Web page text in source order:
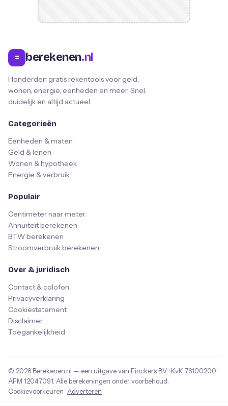
= berekenen.nl
Honderden gratis rekentools voor geld,
wonen, energie, eenheden en meer. Snel,
duidelijk en altijd actueel.
Categorieën
Eenheden & maten
Geld & lenen
Wonen & hypotheek
Energie & verbruik
Populair
Centimeter naar meter
Annuïteit berekenen
BTW berekenen
Stroomverbruik berekenen
Over & juridisch
Contact & colofon
Privacyverklaring
Cookiestatement
Disclaimer
Toegankelijkheid
© 2026 Berekenen.nl — een uitgave van Finckers B.V. · KvK 76100200 ·
AFM 12047091 . Alle berekeningen onder voorbehoud.
Cookievoorkeuren · Adverteren